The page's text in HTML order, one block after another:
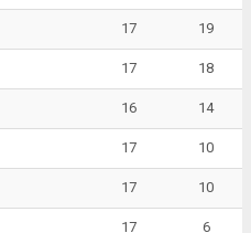
17 19
17 18
16 14
17 10
17 10
17 6